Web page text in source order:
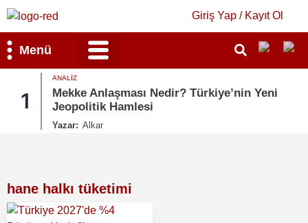
Giriş Yap / Kayıt Ol
Menü
1
ANALIZ
Mekke Anlaşması Nedir? Türkiye’nin Yeni
Jeopolitik Hamlesi
Yazar: Alkar
hane halkı tüketimi